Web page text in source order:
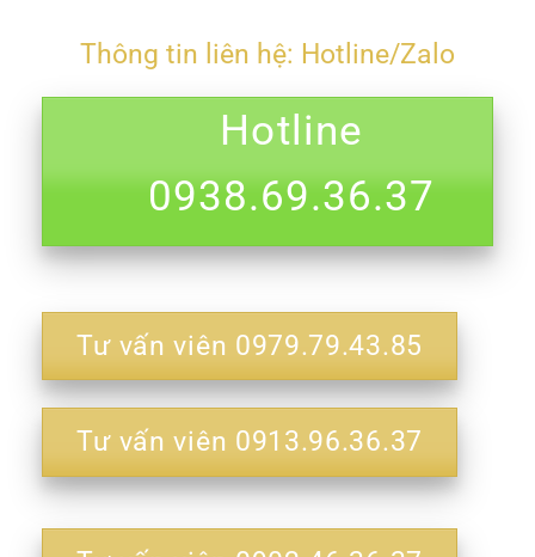
Thông tin liên hệ: Hotline/Zalo
Hotline
0938.69.36.37
Tư vấn viên 0979.79.43.85
Tư vấn viên 0913.96.36.37